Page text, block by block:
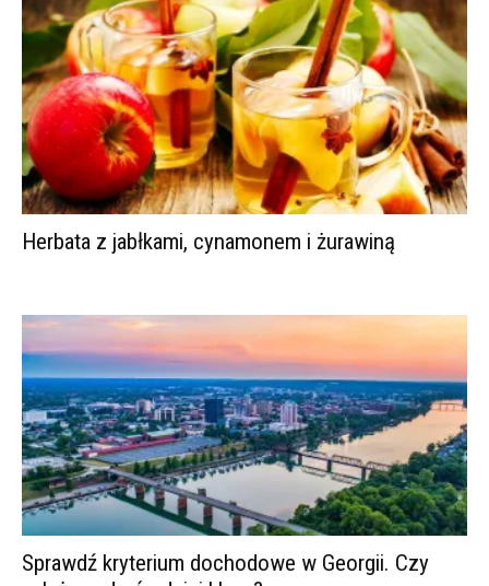
Herbata z jabłkami, cynamonem i żurawiną
Sprawdź kryterium dochodowe w Georgii. Czy